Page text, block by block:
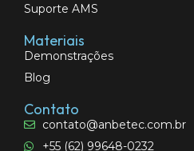
Suporte AMS
Materiais
Demonstrações
Blog
Contato
contato@anbetec.com.br
+55 (62) 99648-0232